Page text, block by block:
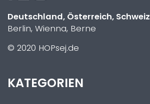
Deutschland, Österreich, Schweiz
Berlin, Wienna, Berne
© 2020 HOPsej.de
KATEGORIEN